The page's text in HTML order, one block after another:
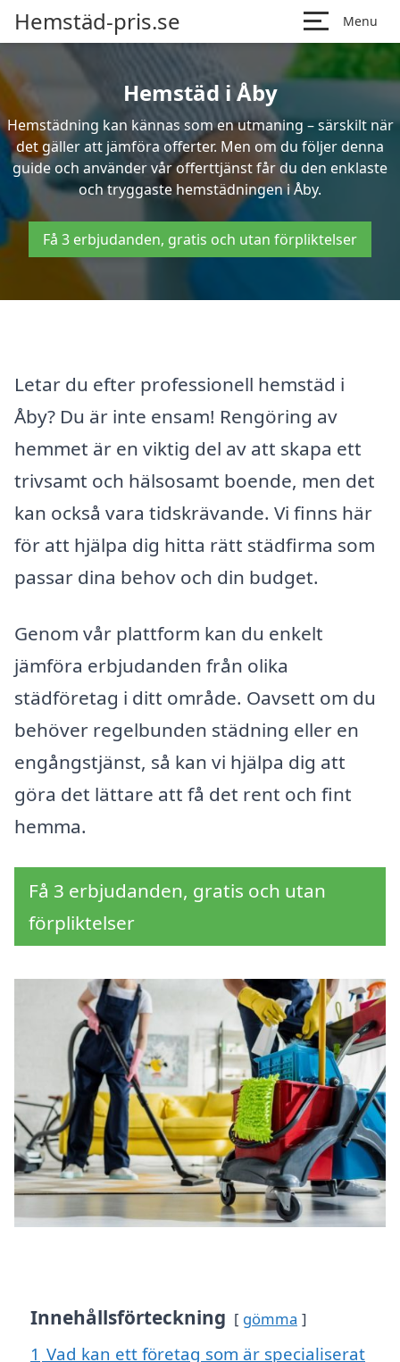
Hemstäd-pris.se Menu
Hemstäd i Åby
Hemstädning kan kännas som en utmaning – särskilt när
det gäller att jämföra offerter. Men om du följer denna
guide och använder vår offerttjänst får du den enklaste
och tryggaste hemstädningen i Åby.
Få 3 erbjudanden, gratis och utan förpliktelser
Letar du efter professionell hemstäd i
Åby? Du är inte ensam! Rengöring av
hemmet är en viktig del av att skapa ett
trivsamt och hälsosamt boende, men det
kan också vara tidskrävande. Vi finns här
för att hjälpa dig hitta rätt städfirma som
passar dina behov och din budget.
Genom vår plattform kan du enkelt
jämföra erbjudanden från olika
städföretag i ditt område. Oavsett om du
behöver regelbunden städning eller en
engångstjänst, så kan vi hjälpa dig att
göra det lättare att få det rent och fint
hemma.
Få 3 erbjudanden, gratis och utan
förpliktelser
Innehållsförteckning gömma
1 Vad kan ett företag som är specialiserat